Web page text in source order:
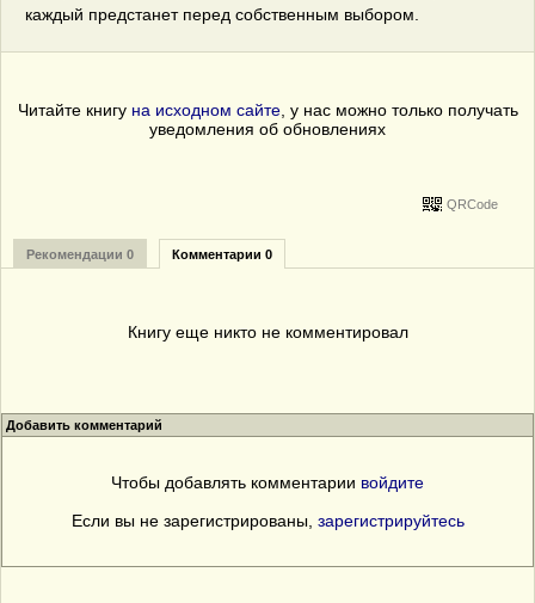
каждый предстанет перед собственным выбором.
Читайте книгу на исходном сайте, у нас можно только получать
уведомления об обновлениях
QRCode
Рекомендации 0 Комментарии 0
Книгу еще никто не комментировал
Добавить комментарий
Чтобы добавлять комментарии войдите
Если вы не зарегистрированы, зарегистрируйтесь